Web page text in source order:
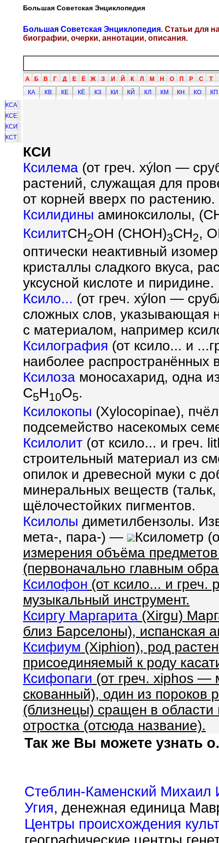
Большая Советская Энциклопедия
Большая Советская Энциклопедия. Статьи для
биографии, очерки, аннотации, описания.
А Б В Г Д Е Ё Ж З И Й К Л М Н О П Р С Т
КА
КВ КЕ КЁ КЗ КИ КЙ КЛ КМ КН КО
КП
КСА
КСЕ
КСИ
КСТ
КСИ
Ксилема (от греч. xýlon —
растений, служащая для
от корней вверх по растению.
Ксилидины аминоксилолы,
КсилитCH2OH (CHOH)3CH2,
оптически неактивный
кристаллы сладкого вкуса,
уксусной кислоте и пиридине.
Ксило... (от греч. xýlon —
сложных слов, указывающая
с материалом, например
Ксилография (от ксило... и
наиболее распространённых
Ксилоза моносахарид, одна
C5H10O5.
Ксилокопы (Xylocopinae),
подсемейство насекомых
Ксилолит (от ксило... и греч.
строительный материал из
опилок и древесной муки с
минеральных веществ
щёлочестойких пигментов.
Ксилолы диметилбензолы.
мета-, пара-) —
Ксилометр
измерения объёма
(первоначально главным
Ксилофон (от ксило... и греч.
музыкальный инструмент.
Ксиргу Маргарита (Xirgu)
близ Барселоны), испанская
Ксифиум (Xiphion), род
присоединяемый к роду
Ксифопаги (от греч. xiphos —
скованный), один из пороков
(близнецы) сращен в области
отростка (отсюда название).
Так же Вы можете узнать
Стеблин-Каменский Михаил
Угия, денежная единица
Центры происхождения